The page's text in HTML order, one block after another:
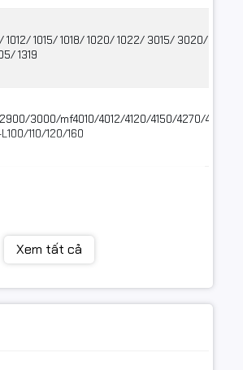
1012/ 1015/ 1018/ 1020/ 1022/ 3015/ 3020/
1319
3000/mf4010/4012/4120/4150/4270/
L100/110/120/160
Xem tất cả